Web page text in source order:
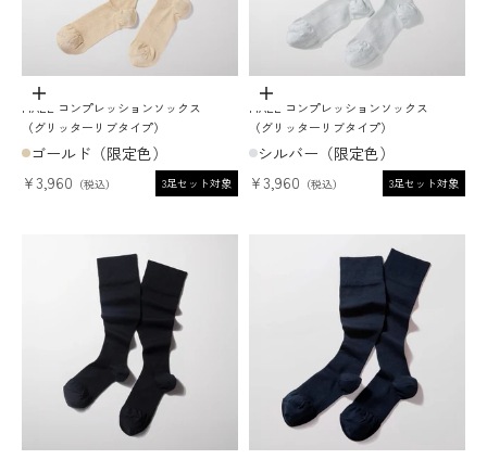
ADD TO CART
MAEÉ コンプレッションソックス
（グリッターリブタイプ）
ゴールド（限定色）
セール価格
¥3,960 3足セット対象
ADD TO CART
MAEÉ コンプレッションソックス
（グリッターリブタイプ）
シルバー（限定色）
セール価格
¥3,960 3足セット対象